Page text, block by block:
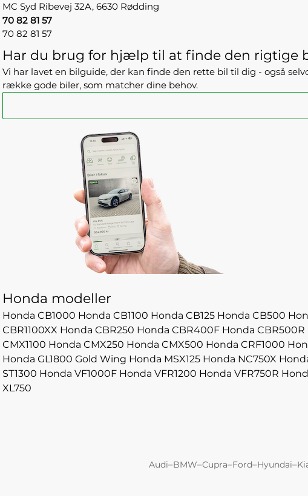
MC Syd Ribevej 32A, 6630 Rødding
70 82 81 57
70 82 81 57
Har du brug for hjælp til at finde den rigtige
Vi har lavet en bilguide, der kan finde den rette bil til dig - også
række gode biler, som matcher dine behov.
Honda modeller
Honda CB1000 Honda CB1100 Honda CB125 Honda CB500
CBR1100XX Honda CBR250 Honda CBR400F Honda CBR500R
CMX1100 Honda CMX250 Honda CMX500 Honda CRF1000
Honda GL1800 Gold Wing Honda MSX125 Honda NC750X
ST1300 Honda VF1000F Honda VFR1200 Honda VFR750R
XL750
Audi–BMW–Cupra–Ford–Hyundai–